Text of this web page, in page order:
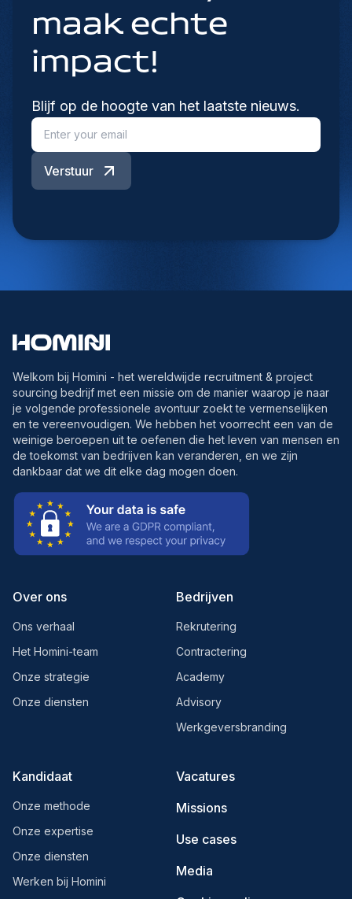
maak echte
impact!
Blijf op de hoogte van het laatste nieuws.
Verstuur
Welkom bij Homini - het wereldwijde recruitment & project
sourcing bedrijf met een missie om de manier waarop je naar
je volgende professionele avontuur zoekt te vermenselijken
en te vereenvoudigen. We hebben het voorrecht een van de
weinige beroepen uit te oefenen die het leven van mensen en
de toekomst van bedrijven kan veranderen, en we zijn
dankbaar dat we dit elke dag mogen doen.
Over ons
Ons verhaal
Het Homini-team
Onze strategie
Onze diensten
Bedrijven
Rekrutering
Contractering
Academy
Advisory
Werkgeversbranding
Kandidaat
Onze methode
Onze expertise
Onze diensten
Werken bij Homini
Vacatures
Missions
Use cases
Media